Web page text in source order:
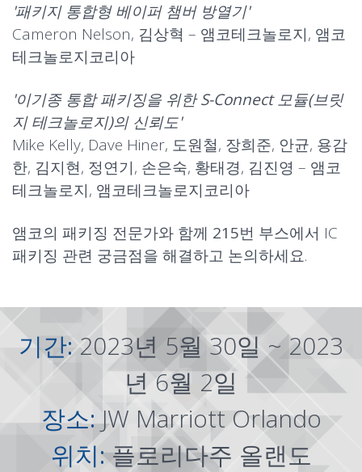
'패키지 통합형 베이퍼 챔버 방열기'
Cameron Nelson, 김상혁 – 앰코테크놀로지, 앰코
테크놀로지코리아
'이기종 통합 패키징을 위한 S-Connect 모듈(브릿
지 테크놀로지)의 신뢰도'
Mike Kelly, Dave Hiner, 도원철, 장희준, 안균, 용감
한, 김지현, 정연기, 손은숙, 황태경, 김진영 – 앰코
테크놀로지, 앰코테크놀로지코리아
앰코의 패키징 전문가와 함께 215번 부스에서 IC
패키징 관련 궁금점을 해결하고 논의하세요.
기간:2023년 5월 30일 ~ 2023
년 6월 2일
장소:JW Marriott Orlando
위치:플로리다주 올랜도